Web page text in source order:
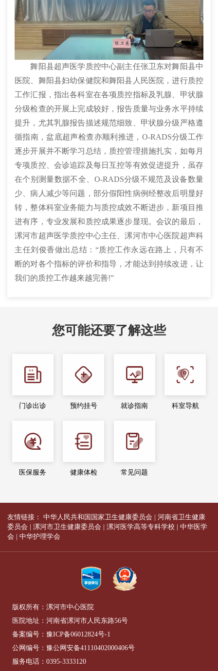
舞阳县超声医学质控中心副主任张卫东对舞阳县中
医院、舞阳县妇幼保健院和舞阳县人民医院，进行质控
工作汇报，指出各科室在各项质控指标及乳腺、甲状腺
分级检查的开展上完成较好，报告质量与业务水平持续
提升，尤其乳腺报告描述规范细致、甲状腺分级严格遵
循指南，盆底超声检查亦顺利推进，O-RADS分级工作
逐步开展并不断学习总结，质控管理措施扎实，如每月
专项质控、会诊追踪及每日互控等有效促进提升，虽存
在个别测量数据不全、O-RADS分级不规范及设备数量
少、病人减少等问题，部分假阳性病例经整改后明显好
转，整体科室业务能力与质控成效不断进步，新项目推
进有序，专业发展和质控成果逐步显现。会议的最后，
漯河市超声医学质控中心主任、漯河市中心医院超声科
主任刘俊香做出总结：“质控工作永远在路上，只有不
断的对各个指标的评价和指导，才能达到持续改进，让
我们的质控工作越来越完善!”
您可能还要了解这些
门诊出诊 预约挂号 就诊指南 科室导航
医保服务 健康体检 常见问题
友情链接： 中华人民共和国国家卫生健康委员会
河南省卫生健康
委员会
漯河市卫生健康委员会 漯河医学高等专科学校
中华医学
会
中华护理学会
版权所有：漯河市中心医院
医院地址：河南省漯河市人民东路56号
备案编号： 豫ICP备06012824号-1
公网编号： 豫公网安备41110402000406号
服务电话： 0395-3333120